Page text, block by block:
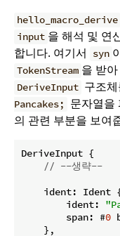
hello_macro_derive
input 을 해석 및 연
합니다. 여기서
syn
TokenStream 을 받
DeriveInput 구조
Pancakes;
문자열을
의 관련 부분을 보여
DeriveInput {
// --생략--
ident: Ident
        ident:
        span: #
0
    },